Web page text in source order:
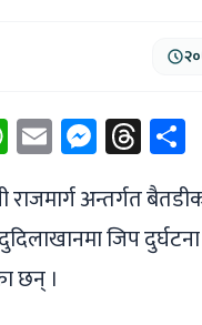
WhatsApp
Email
अन्तर्गत
जिप
छन् ।